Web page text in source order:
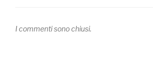
I commenti sono chiusi.